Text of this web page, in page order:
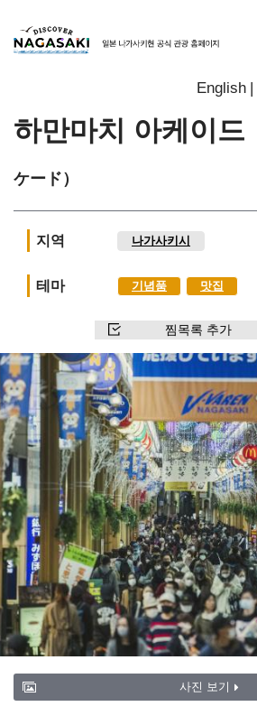
English
하만마치 아케이드
ケード）
지역 나가사키시
테마 기념품 맛집
찜목록 추가
사진 보기